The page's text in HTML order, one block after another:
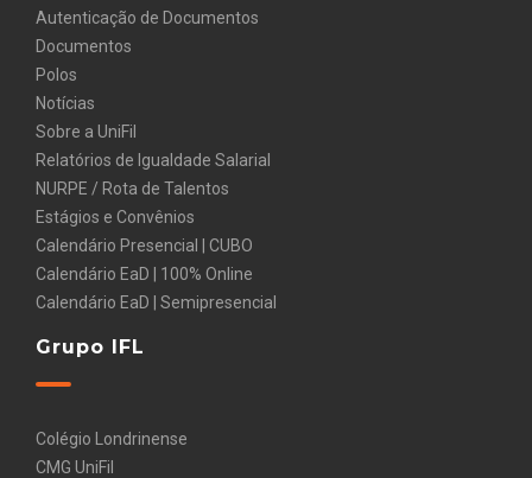
Autenticação de Documentos
Documentos
Polos
Notícias
Sobre a UniFil
Relatórios de Igualdade Salarial
NURPE / Rota de Talentos
Estágios e Convênios
Calendário Presencial | CUBO
Calendário EaD | 100% Online
Calendário EaD | Semipresencial
Grupo IFL
Colégio Londrinense
CMG UniFil